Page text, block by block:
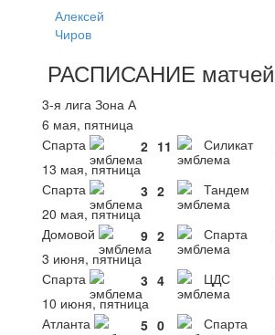
Алексей
Чиров
РАСПИСАНИЕ матчей
3-я лига Зона А
6 мая, пятница
Спарта
2 11 Силикат
13 мая, пятница
Спарта
3 2 Тандем
20 мая, пятница
Домовой
9 2 Спарта
3 июня, пятница
Спарта
3 4 ЦДС
10 июня, пятница
Атланта
5 0 Спарта